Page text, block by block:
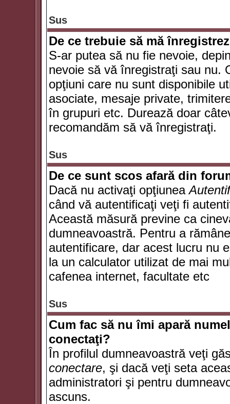
Sus
De ce trebuie să mă
S-ar putea să nu fie nevoie,
nevoie să vă înregistraţi sau nu.
opţiuni care nu sunt disponibile
asociate, mesaje private,
în grupuri etc. Durează doar
recomandăm să vă înregistraţi.
Sus
De ce sunt scos afară din
Dacă nu activaţi opţiunea
când vă autentificaţi veţi fi
Această măsură previne ca
dumneavoastră. Pentru a
autentificare, dar acest lucru nu
la un calculator utilizat de mai
cafenea internet, facultate etc
Sus
Cum fac să nu îmi apară
conectaţi?
În profilul dumneavoastră veţi
conectare, şi dacă veţi seta
administratori şi pentru
ascuns.